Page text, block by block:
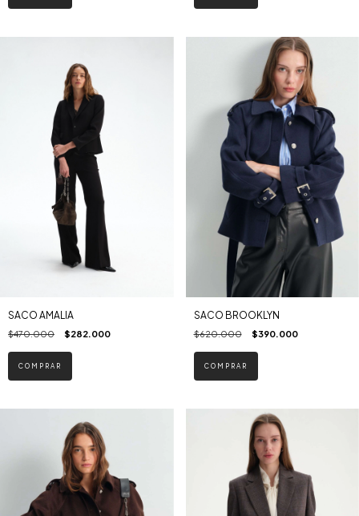
SACO AMALIA
$470.000 $282.000
COMPRAR
SACO BROOKLYN
$620.000 $390.000
COMPRAR